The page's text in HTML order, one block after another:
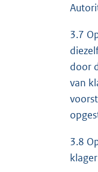
3.7
door
van
3.8